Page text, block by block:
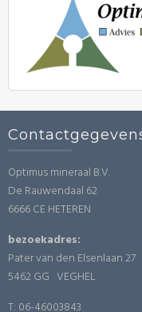
Optimus mineraal B.V.
De Rauwendaal 62
6666 CE HETEREN
bezoekadres:
Pater van den Elsenlaan 27
5462 GG VEGHEL
T: 06-46003843